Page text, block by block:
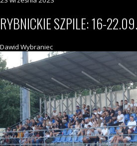
RYBNICKIE SZPILE: 16-
Dawid Wybraniec